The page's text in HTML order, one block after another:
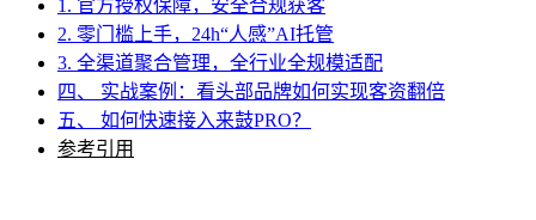
1. 官方授权保障，安全合规获客
2. 零门槛上手，24h“人感”AI托管
3. 全渠道聚合管理，全行业全规模适配
四、 实战案例：看头部品牌如何实现客资翻倍
五、 如何快速接入来鼓PRO？
参考引用